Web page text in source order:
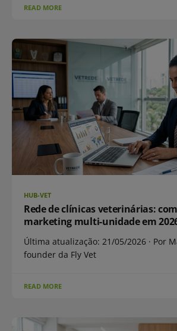
READ MORE
HUB-VET
Rede de clínicas veterinárias:
marketing multi-unidade em
Última atualização: 21/05/2026 · Por
founder da Fly Vet
READ MORE